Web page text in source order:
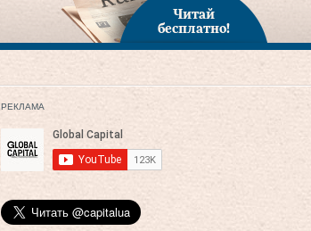
Читай
бесплатно!
РЕКЛАМА